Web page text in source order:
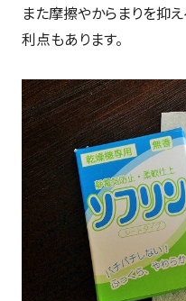
また摩擦やからまりを抑
利点もあります。